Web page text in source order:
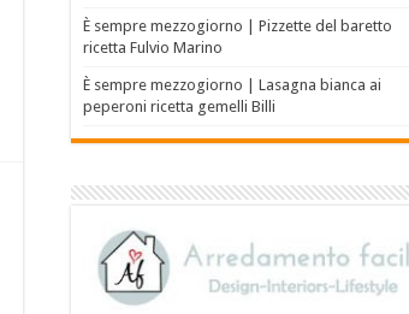
È sempre mezzogiorno | Pizzette del baretto
ricetta Fulvio Marino
È sempre mezzogiorno | Lasagna bianca ai
peperoni ricetta gemelli Billi